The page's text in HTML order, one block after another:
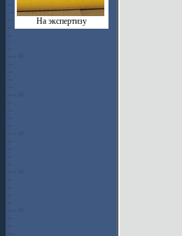
На экспертизу